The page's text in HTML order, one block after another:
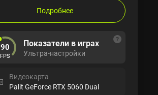
Подробнее
90
FPS
Показатели в играх
Ультра-настройки
Видеокарта
Palit GeForce RTX 5060 Dual